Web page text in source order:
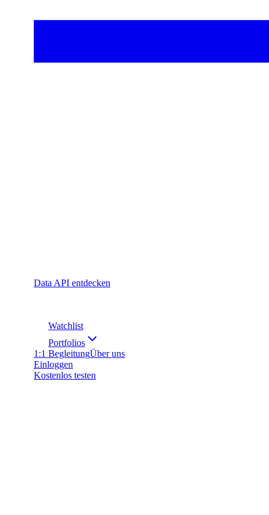
Data API entdecken
Watchlist
Portfolios
1:1 BegleitungÜber uns
Einloggen
Kostenlos testen